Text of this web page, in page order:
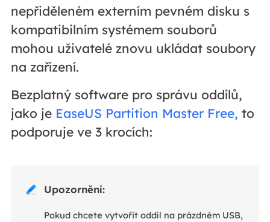
nepřiděleném externím pevném disku s
kompatibilním systémem souborů
mohou uživatelé znovu ukládat soubory
na zařízení.
Bezplatný software pro správu oddílů,
jako je EaseUS Partition Master Free, to
podporuje ve 3 krocích:
 Upozornění:
Pokud chcete vytvořit oddíl na prázdném USB,